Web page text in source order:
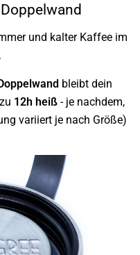
und kalter Kaffee im
bleibt dein
12h heiß- je nachdem,
variiert je nach Größe)